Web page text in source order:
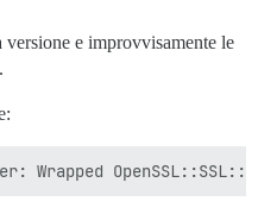
versione e improvvisamente le